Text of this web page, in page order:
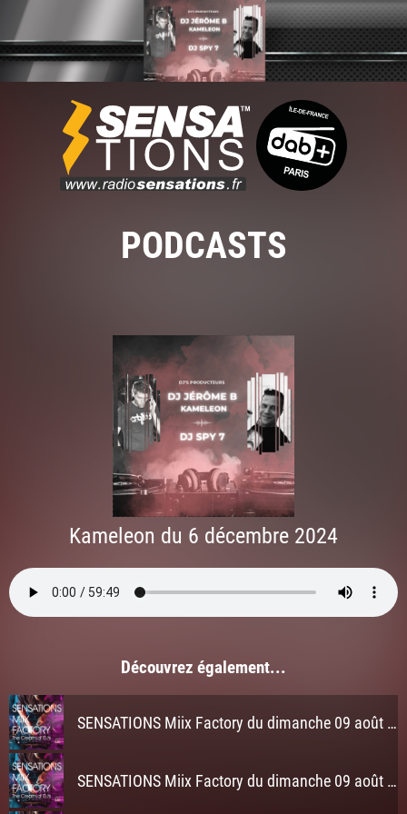
PODCASTS
Kameleon du 6 décembre 2024
Découvrez également...
SENSATIONS Miix Factory du dimanche 09 août 2026 à 3h
SENSATIONS Miix Factory du dimanche 09 août 2026 à 2h